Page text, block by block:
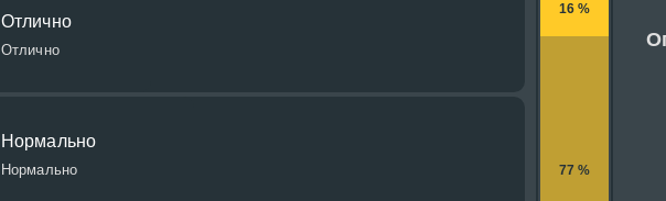
Отлично
Отлично
Нормально
Нормально
16 %
77 %